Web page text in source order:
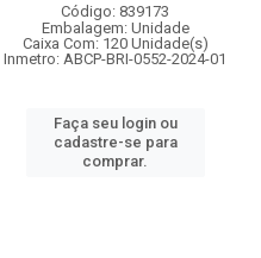
Código: 839173
Embalagem: Unidade
Caixa Com: 120 Unidade(s)
Inmetro: ABCP-BRI-0552-2024-01
Faça seu login ou
cadastre-se para
comprar.